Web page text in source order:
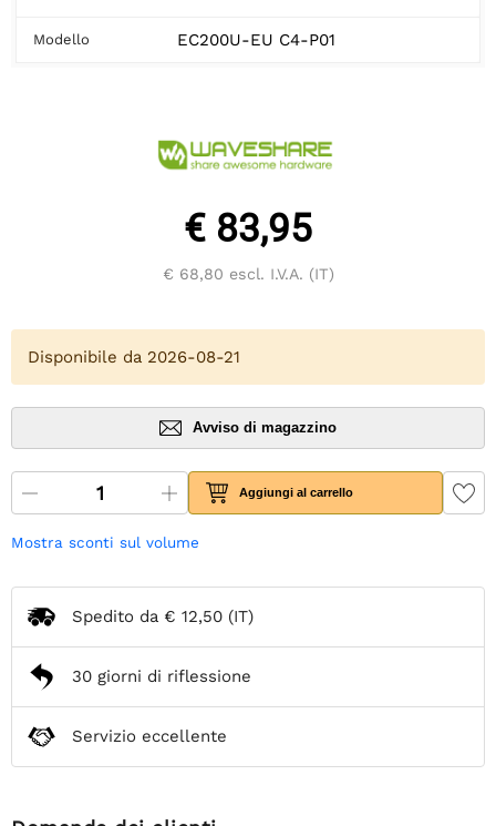
Modello EC200U-EU C4-P01
€ 83,95
€ 68,80 escl. I.V.A. (IT)
Disponibile da 2026-08-21
Avviso di magazzino
Aggiungi al carrello
Mostra sconti sul volume
Spedito da € 12,50 (IT)
30 giorni di riflessione
Servizio eccellente